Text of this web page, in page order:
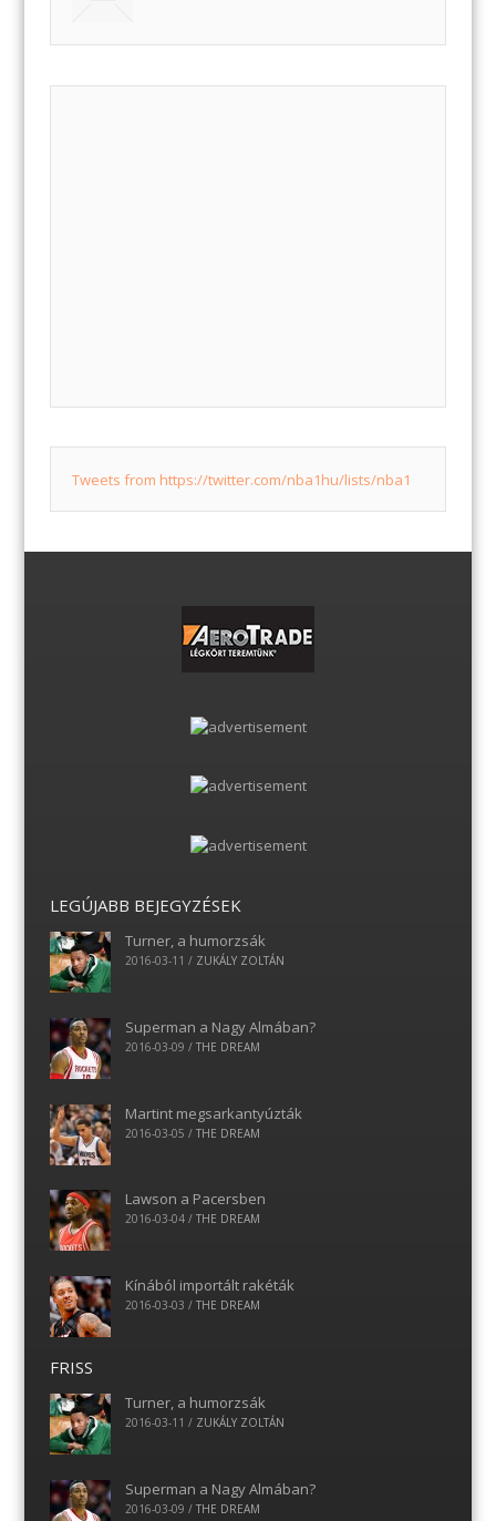
Tweets from https://twitter.com/nba1hu/lists/nba1
LEGÚJABB BEJEGYZÉSEK
Turner, a humorzsák
2016-03-11 / ZUKÁLY ZOLTÁN
Superman a Nagy Almában?
2016-03-09 / THE DREAM
Martint megsarkantyúzták
2016-03-05 / THE DREAM
Lawson a Pacersben
2016-03-04/ THE DREAM
Kínából importált rakéták
2016-03-03 / THE DREAM
FRISS
Turner, a humorzsák
2016-03-11 / ZUKÁLY ZOLTÁN
Superman a Nagy Almában?
2016-03-09 / THE DREAM